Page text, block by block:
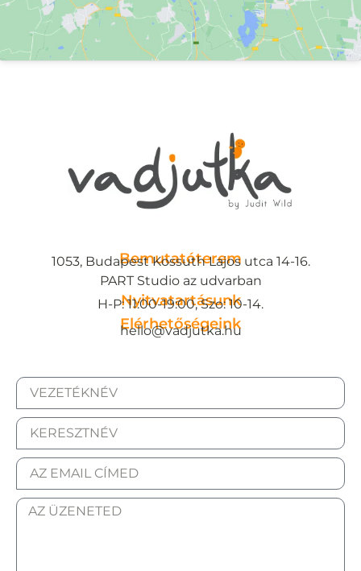
Bemutatóterem
1053, Budapest Kossuth Lajos utca 14-16.
PART Studio az udvarban
Nyitvatartásunk
H-P: 11:00-19:00, Szo: 10-14.
Elérhetőségeink
hello@vadjutka.hu